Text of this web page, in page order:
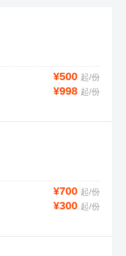
¥500 起/份
¥998 起/份
¥700 起/份
¥300 起/份